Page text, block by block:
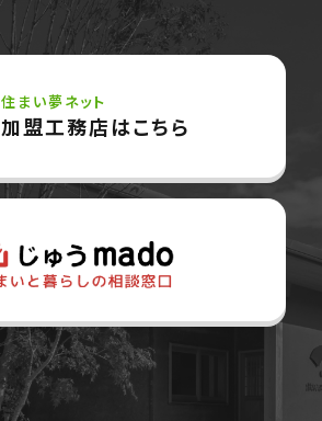
住まい夢ネット
加盟工務店はこちら